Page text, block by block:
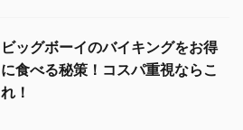
ビッグボーイのバイキングをお得
に食べる秘策！コスパ重視ならこ
れ！